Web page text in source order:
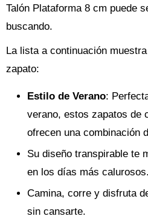
Talón Plataforma 8 cm puede
buscando.
La lista a continuación
zapato:
Estilo de Verano:
verano, estos zapatos de
ofrecen una combinación
Su diseño transpirable te
en los días más calurosos.
Camina, corre y disfruta
sin cansarte.